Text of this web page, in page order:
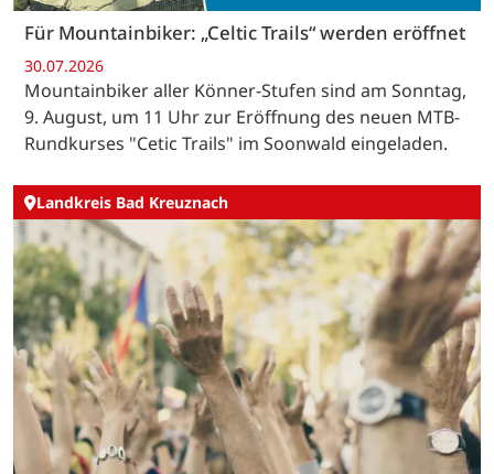
Für Mountainbiker: „Celtic Trails“ werden eröffnet
30.07.2026
Mountainbiker aller Könner-Stufen sind am Sonntag,
9. August, um 11 Uhr zur Eröffnung des neuen MTB-
Rundkurses "Cetic Trails" im Soonwald eingeladen.
Landkreis Bad Kreuznach